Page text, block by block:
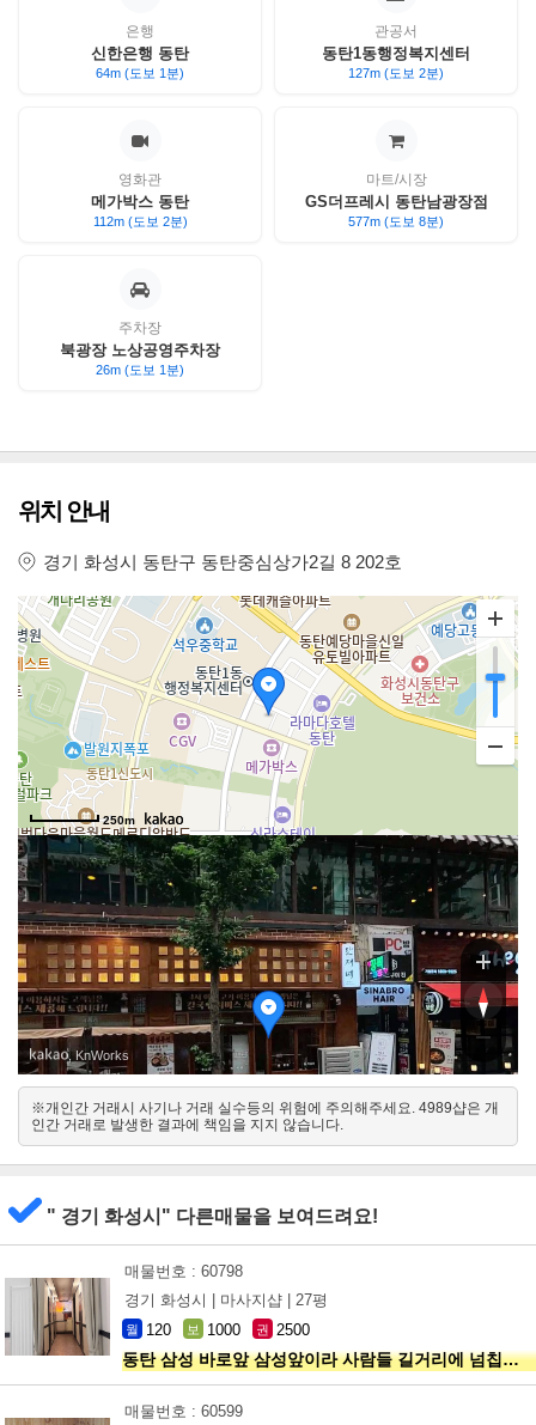
은행
신한은행 동탄
64m (도보 1분)
관공서
동탄1동행정복지센터
127m (도보 2분)
영화관
메가박스 동탄
112m (도보 2분)
마트/시장
GS더프레시 동탄남광장점
577m (도보 8분)
주차장
북광장 노상공영주차장
26m (도보 1분)
위치 안내
경기 화성시 동탄구 동탄중심상가2길 8 202호
250m
중심상가2길
중심상가2길
북서
남동
, KnWorks
※개인간 거래시 사기나 거래 실수등의 위험에 주의해주세요. 4989샵은 개
인간 거래로 발생한 결과에 책임을 지지 않습니다.
" 경기 화성시" 다른매물을 보여드려요!
매물번호 : 60798
경기 화성시 |
마사지샵 | 27평
월 120 보 1000 권 2500
동탄 삼성 바로앞 삼성앞이라 사람들 길거리에 넘칩니다
매물번호 : 60599